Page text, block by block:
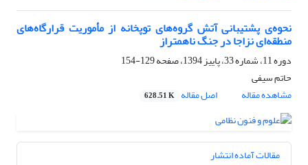
نحوه‌ی پشتیبانی آتش گروه‌های توپخانه از مأموریت قرارگاه‌های
منطقه‌ای نزاجا در جنگ ناهمتراز
دوره 11، شماره 33، پاییز 1394، صفحه
129-154
حاتم سیفی
مشاهده مقاله
اصل مقاله 628.51 K
مقالات آماده انتشار